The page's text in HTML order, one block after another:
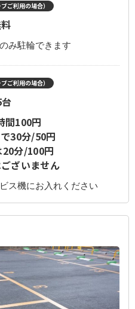
アクセス
ご利用の場合）
み駐輪できます
ご利用の場合）
間100円
30分/50円
分/100円
ざいません
ス機にお入れください